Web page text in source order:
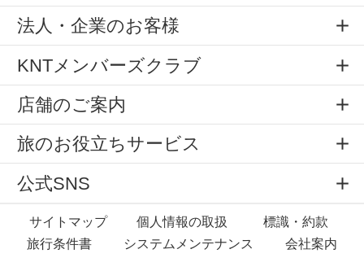
法人・企業のお客様
KNTメンバーズクラブ
店舗のご案内
旅のお役立ちサービス
公式SNS
サイトマップ 個人情報の取扱
標識・約款
旅行条件書
システムメンテナンス 会社案内